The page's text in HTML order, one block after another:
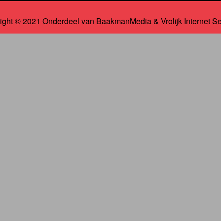
© 2021 Onderdeel van BaakmanMedia& Vrolijk Internet